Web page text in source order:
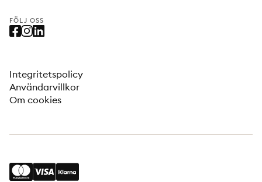
FÖLJ OSS
Integritetspolicy
Användarvillkor
Om cookies